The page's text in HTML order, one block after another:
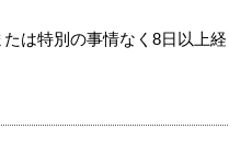
は特別の事情なく8日以上経